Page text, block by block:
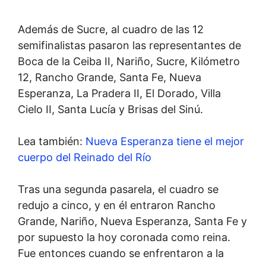
Además de Sucre, al cuadro de las 12
semifinalistas pasaron las representantes de
Boca de la Ceiba II, Nariño, Sucre, Kilómetro
12, Rancho Grande, Santa Fe, Nueva
Esperanza, La Pradera II, El Dorado, Villa
Cielo II, Santa Lucía y Brisas del Sinú.
Lea también: Nueva Esperanza tiene el mejor
cuerpo del Reinado del Río
Tras una segunda pasarela, el cuadro se
redujo a cinco, y en él entraron Rancho
Grande, Nariño, Nueva Esperanza, Santa Fe y
por supuesto la hoy coronada como reina.
Fue entonces cuando se enfrentaron a la